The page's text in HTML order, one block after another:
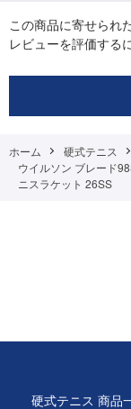
この商品に寄せられ
レビューを評価する
ホーム 硬式テニス
ウイルソン ブレード
ニスラケット 26SS
硬式テニス 商品